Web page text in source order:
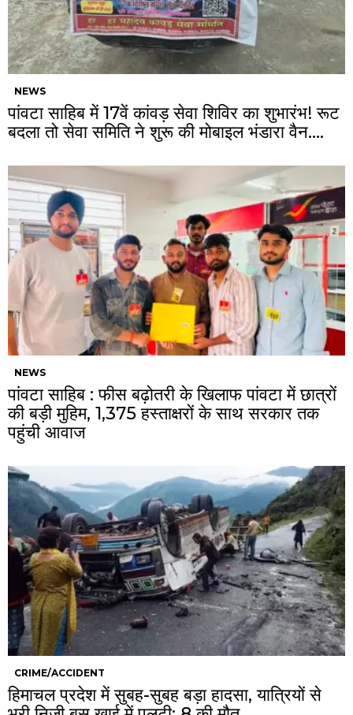
NEWS
पांवटा साहिब में 17वें कांवड़ सेवा शिविर का शुभारंभ! रूट
बदला तो सेवा समिति ने शुरू की मोबाइल भंडारा वैन….
NEWS
पांवटा साहिब : फीस बढ़ोतरी के खिलाफ पांवटा में छात्रों
की बड़ी मुहिम, 1,375 हस्ताक्षरों के साथ सरकार तक
पहुंची आवाज
CRIME/ACCIDENT
हिमाचल प्रदेश में सुबह-सुबह बड़ा हादसा, यात्रियों से